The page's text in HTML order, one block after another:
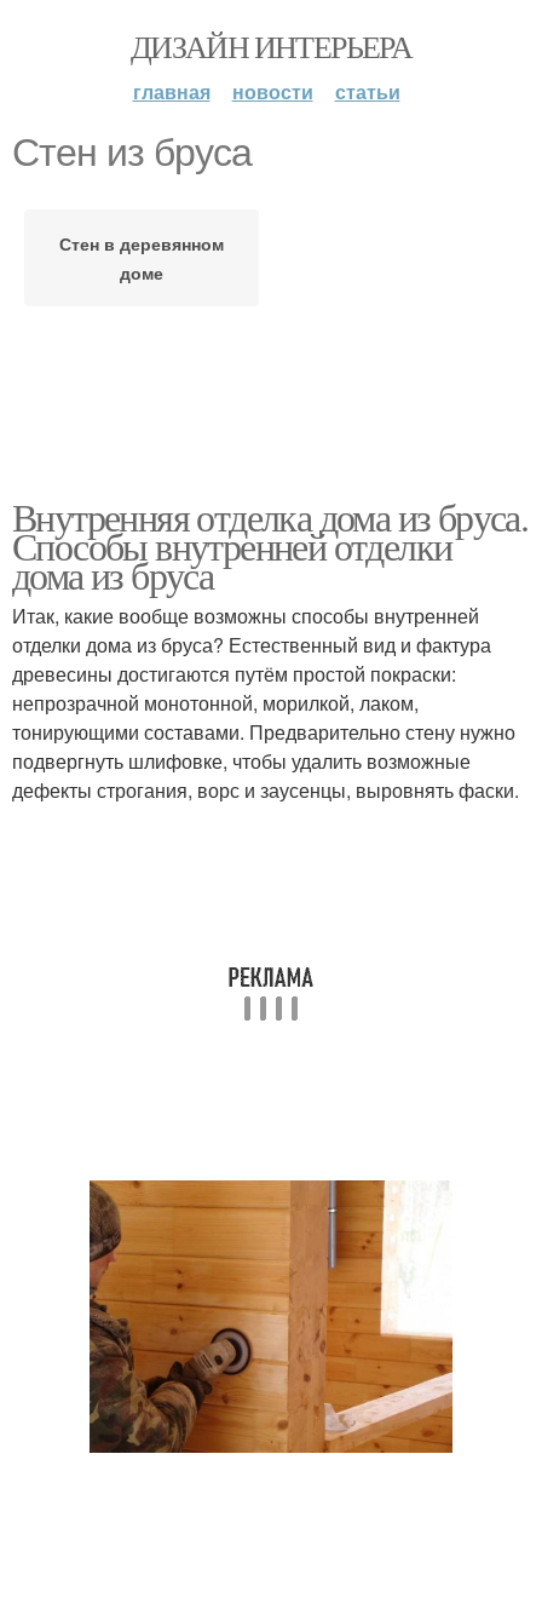
ДИЗАЙН ИНТЕРЬЕРА
главная новости статьи
Стен из бруса
Стен в деревянном
доме
Внутренняя отделка дома из бруса.
Способы внутренней отделки
дома из бруса
Итак, какие вообще возможны способы внутренней
отделки дома из бруса? Естественный вид и фактура
древесины достигаются путём простой покраски:
непрозрачной монотонной, морилкой, лаком,
тонирующими составами. Предварительно стену нужно
подвергнуть шлифовке, чтобы удалить возможные
дефекты строгания, ворс и заусенцы, выровнять фаски.